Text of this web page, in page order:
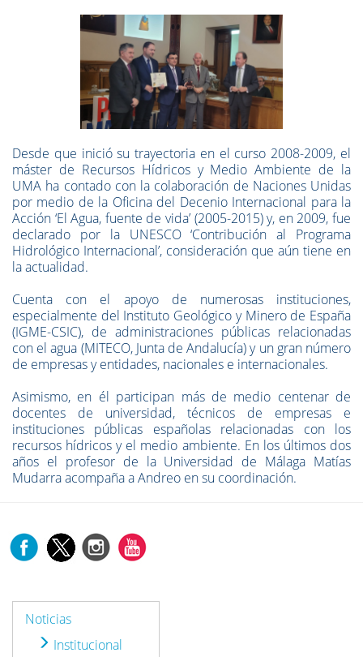
Desde que inició su trayectoria en el curso 2008-2009, el
máster de Recursos Hídricos y Medio Ambiente de la
UMA ha contado con la colaboración de Naciones Unidas
por medio de la Oficina del Decenio Internacional para la
Acción ‘El Agua, fuente de vida’ (2005-2015) y, en 2009, fue
declarado por la UNESCO ‘Contribución al Programa
Hidrológico Internacional’, consideración que aún tiene en
la actualidad.
Cuenta con el apoyo de numerosas instituciones,
especialmente del Instituto Geológico y Minero de España
(IGME-CSIC), de administraciones públicas relacionadas
con el agua (MITECO, Junta de Andalucía) y un gran número
de empresas y entidades, nacionales e internacionales.
Asimismo, en él participan más de medio centenar de
docentes de universidad, técnicos de empresas e
instituciones públicas españolas relacionadas con los
recursos hídricos y el medio ambiente. En los últimos dos
años el profesor de la Universidad de Málaga Matías
Mudarra acompaña a Andreo en su coordinación.
Noticias
Institucional